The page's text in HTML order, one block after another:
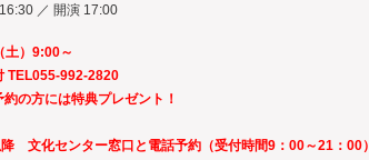
／ 開演 17:00
土）9:00～
TEL055-992-2820
の方には特典プレゼント！
文化センター窓口と電話予約（受付時間9：00～21：00）